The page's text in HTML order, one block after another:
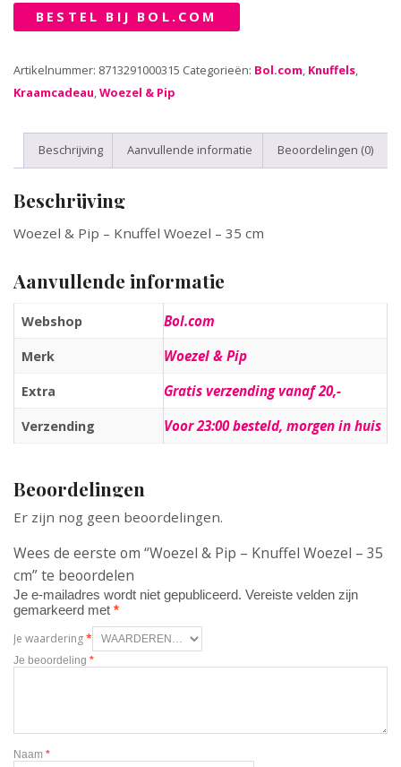
BESTEL BIJ BOL.COM
Artikelnummer: 8713291000315 Categorieën: Bol.com, Knuffels,
Kraamcadeau,Woezel & Pip
Beschrijving Aanvullende informatie Beoordelingen (0)
Beschrijving
Woezel & Pip – Knuffel Woezel – 35 cm
Aanvullende informatie
Webshop Bol.com
Merk Woezel & Pip
Extra Gratis verzending vanaf 20,-
Verzending Voor 23:00 besteld, morgen in huis
Beoordelingen
Er zijn nog geen beoordelingen.
Wees de eerste om “Woezel & Pip – Knuffel Woezel – 35
cm” te beoordelen
Je e-mailadres wordt niet gepubliceerd. Vereiste velden zijn
gemarkeerd met *
Je waardering*
Je beoordeling *
Naam *